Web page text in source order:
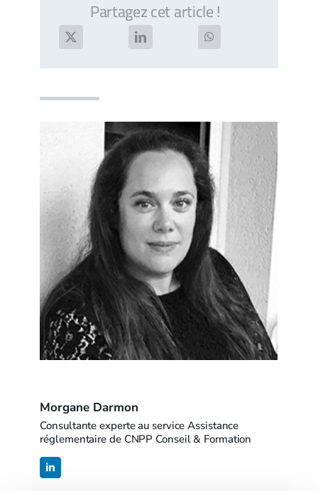
Partagez cet article !
Morgane Darmon
Consultante experte au service Assistance
réglementaire de CNPP Conseil & Formation